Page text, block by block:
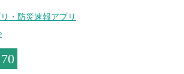
・防災速報アプリ
70